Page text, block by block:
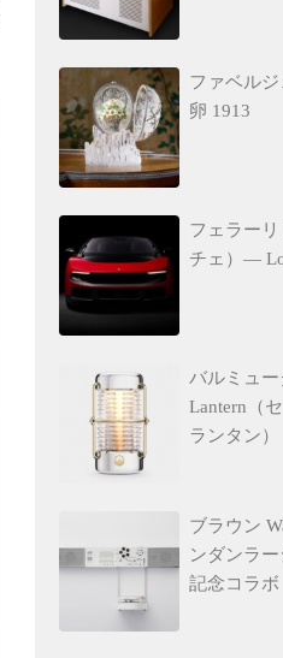
ファベル
卵 1913
フェラー
チェ）—
バルミュー
Lantern（
ランタン）
ブラウン
ンダンラ
記念コラボ